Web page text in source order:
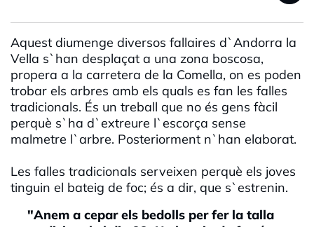
Aquest diumenge diversos fallaires d`Andorra la
Vella s`han desplaçat a una zona boscosa,
propera a la carretera de la Comella, on es poden
trobar els arbres amb els quals es fan les falles
tradicionals. És un treball que no és gens fàcil
perquè s`ha d`extreure l`escorça sense
malmetre l`arbre. Posteriorment n`han elaborat.
Les falles tradicionals serveixen perquè els joves
tinguin el bateig de foc; és a dir, que s`estrenin.
"Anem a cepar els bedolls per fer la talla